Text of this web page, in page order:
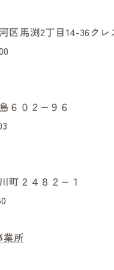
区馬渕2丁目14-36クレ
６０２−９６
町２４８２−１
業所